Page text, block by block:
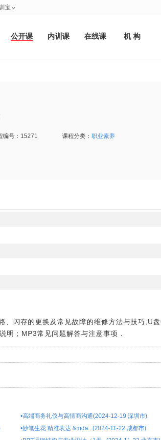
公开课 内训课 在线课 机 构
编号： 15271 课程分类： 职业素养
闪存的更换及常见故障的维修方法与技巧;U
明；MP3常见问题解答与注意事项．
•高端商务礼仪与高情商沟通(2024-12-19 深圳市)
•妙笔生花 精准表达 &mda...(2024-11-22 成都市)
宝